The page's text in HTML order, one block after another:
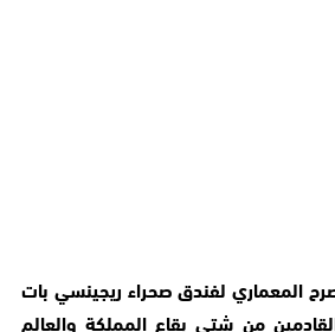
المعماري لفندق صحراء ريجينسي بات
من شتى بقاع المملكة والعالم